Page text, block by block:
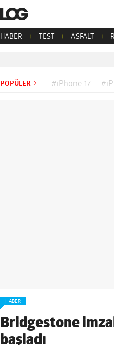
HABER TEST ASFALT
POPÜLER #iPhone 17
HABER
Bridgestone
başladı